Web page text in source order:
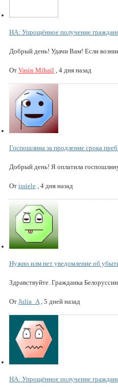
НА: Упрощённое получение
Добрый день! Удачи Вам! Если
От Vasin Mihail , 4 дня назад
Госпошлина за продление срока
Добрый день! Я оплатила
От issiele , 4 дня назад
Нужно илм нет уведомление об
Здравствуйте. Гражданка
От Julia_A, 5 дней назад
НА: Упрощённое получение